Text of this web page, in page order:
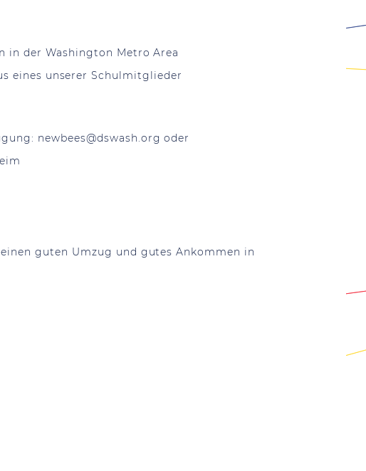
in der Washington Metro Area
eines unserer Schulmitglieder
newbees@dswash.org oder
guten Umzug und gutes Ankommen in